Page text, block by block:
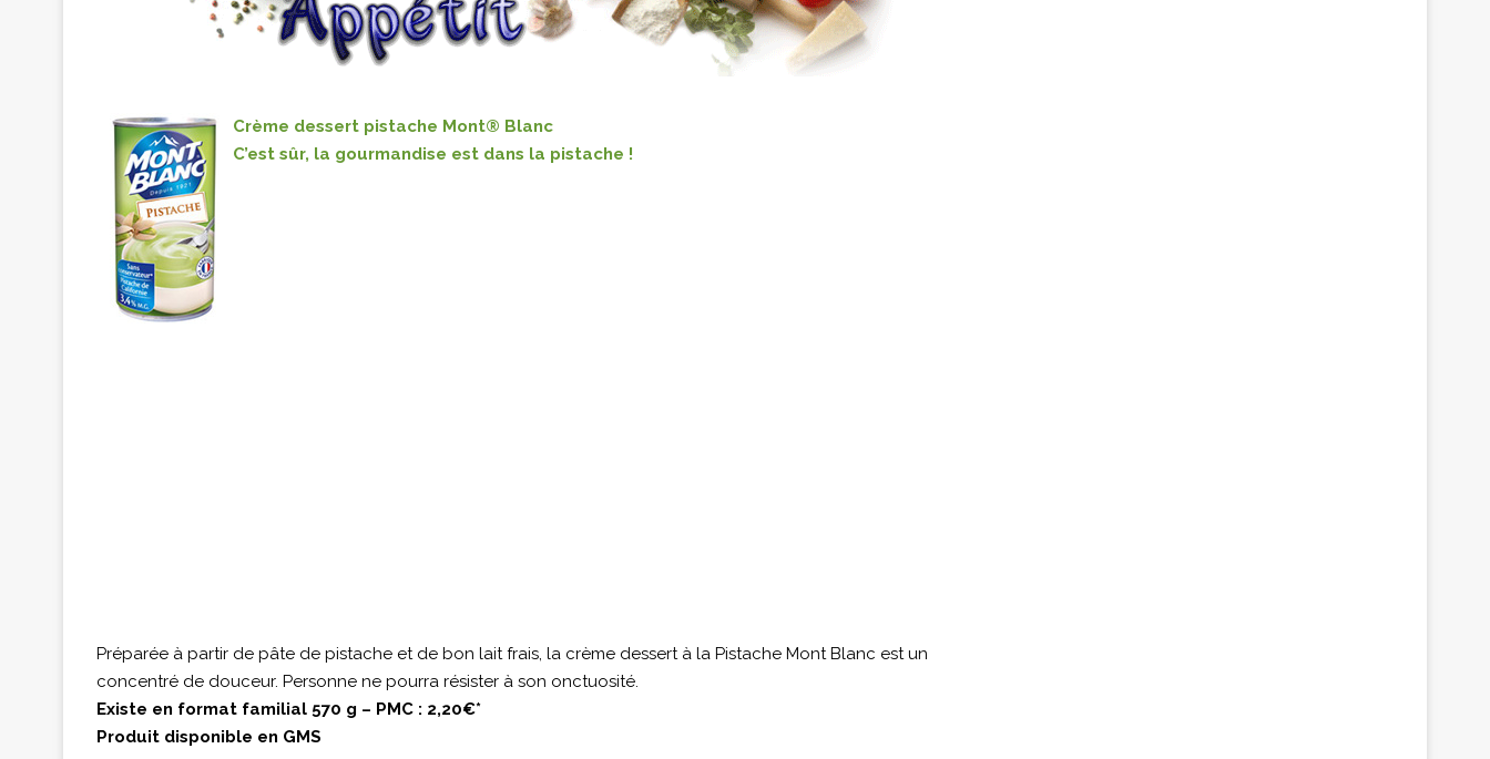
Crème dessert pistache Mont® Blanc
C’est sûr, la gourmandise est dans la pistache !
Préparée à partir de pâte de pistache et de bon lait frais, la crème dessert à la Pistache Mont Blanc est un
concentré de douceur. Personne ne pourra résister à son onctuosité.
Existe en format familial 570 g – PMC : 2,20€*
Produit disponible en GMS